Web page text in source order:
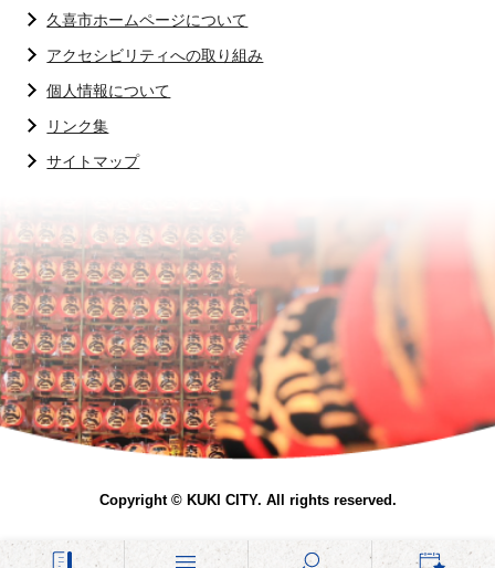
久喜市ホームページについて
アクセシビリティへの取り組み
個人情報について
リンク集
サイトマップ
Copyright © KUKI CITY. All rights reserved.